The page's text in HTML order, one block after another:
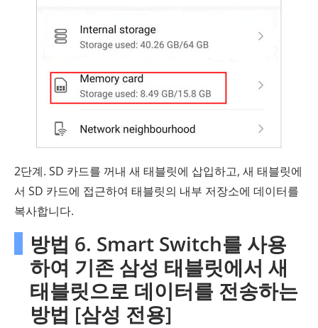
2단계. SD 카드를 꺼내 새 태블릿에 삽입하고, 새 태블릿에
서 SD 카드에 접근하여 태블릿의 내부 저장소에 데이터를
복사합니다.
방법 6. Smart Switch를 사용
하여 기존 삼성 태블릿에서 새
태블릿으로 데이터를 전송하는
방법 [삼성 전용]